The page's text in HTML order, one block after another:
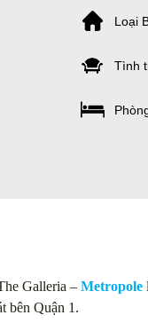
Loại
Tình
Galleria – Metropole
bên Quận 1.